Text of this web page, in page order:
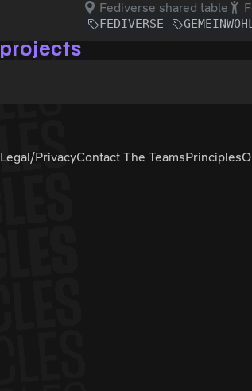
Fediverse shared table
FEDIVERSE
projects
Legal/PrivacyContact The TeamsPrinciples